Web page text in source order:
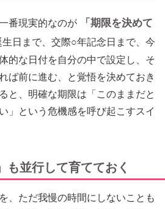
番現実的なのが
「期限を決めて
生日まで、交際○年記念日まで、今
的な日付を自分の中で設定し、そ
ば前に進む、と覚悟を決めておき
と、明確な期限は「このままだと
」という危機感を呼び起こすスイ
も並行して育てておく
、ただ我慢の時間にしないことも